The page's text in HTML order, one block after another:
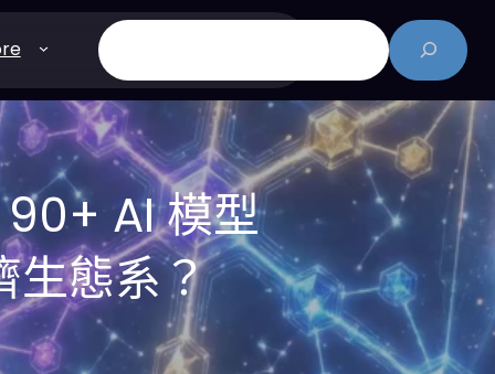
搜
尋
AI 模型
生態系？